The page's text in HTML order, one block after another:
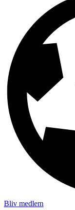
Bliv medlem